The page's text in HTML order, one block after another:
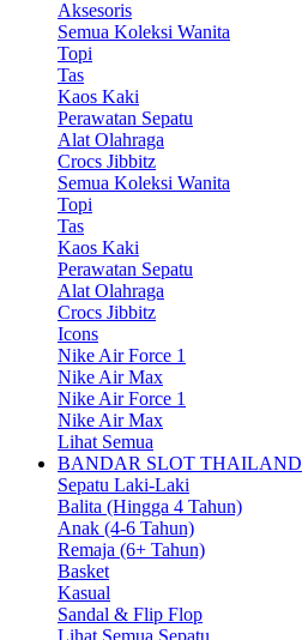
Aksesoris
Semua Koleksi Wanita
Topi
Tas
Kaos Kaki
Perawatan Sepatu
Alat Olahraga
Crocs Jibbitz
Semua Koleksi Wanita
Topi
Tas
Kaos Kaki
Perawatan Sepatu
Alat Olahraga
Crocs Jibbitz
Icons
Nike Air Force 1
Nike Air Max
Nike Air Force 1
Nike Air Max
Lihat Semua
BANDAR SLOT THAILAND
Sepatu Laki-Laki
Balita (Hingga 4 Tahun)
Anak (4-6 Tahun)
Remaja (6+ Tahun)
Basket
Kasual
Sandal & Flip Flop
Lihat Semua Sepatu